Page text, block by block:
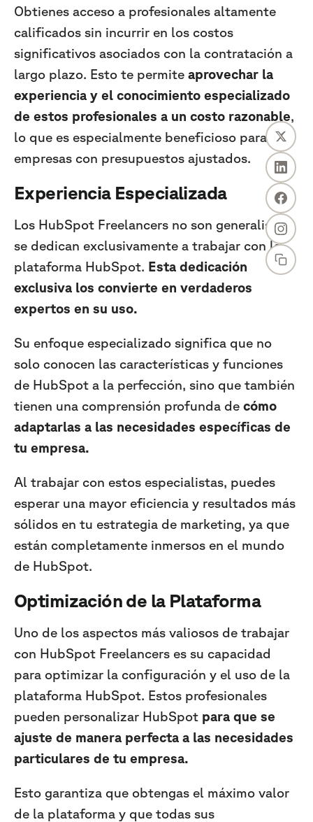
Obtienes acceso a profesionales altamente
calificados sin incurrir en los costos
significativos asociados con la contratación a
largo plazo. Esto te permite aprovechar la
experiencia y el conocimiento especializado
de estos profesionales a un costo razonable,
lo que es especialmente beneficioso para las
empresas con presupuestos ajustados.
Experiencia Especializada
Los HubSpot Freelancers no son generalistas;
se dedican exclusivamente a trabajar con la
plataforma HubSpot. Esta dedicación
exclusiva los convierte en verdaderos
expertos en su uso.
Su enfoque especializado significa que no
solo conocen las características y funciones
de HubSpot a la perfección, sino que también
tienen una comprensión profunda de cómo
adaptarlas a las necesidades específicas de
tu empresa.
Al trabajar con estos especialistas, puedes
esperar una mayor eficiencia y resultados más
sólidos en tu estrategia de marketing, ya que
están completamente inmersos en el mundo
de HubSpot.
Optimización de la Plataforma
Uno de los aspectos más valiosos de trabajar
con HubSpot Freelancers es su capacidad
para optimizar la configuración y el uso de la
plataforma HubSpot. Estos profesionales
pueden personalizar HubSpot para que se
ajuste de manera perfecta a las necesidades
particulares de tu empresa.
Esto garantiza que obtengas el máximo valor
de la plataforma y que todas sus